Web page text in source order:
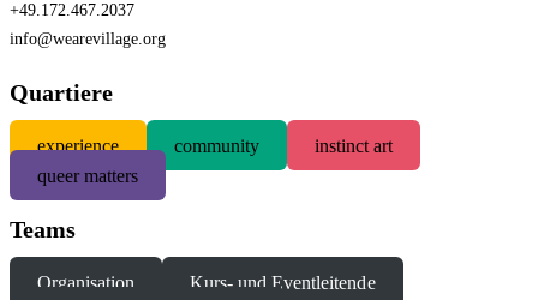
+49.172.467.2037
info@wearevillage.org
Quartiere
experience community
instinct art
queer matters
Teams
Organisation
Kurs- und Eventleitende